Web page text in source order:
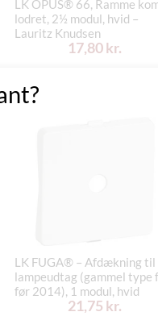
LK OPUS® 66, Ramme
lodret, 2½ modul, hvid –
Lauritz Knudsen
17,80 kr.
LK FUGA® – Afdækning til
lampeudtag (gammel type
før 2014), 1 modul, hvid
21,75 kr.